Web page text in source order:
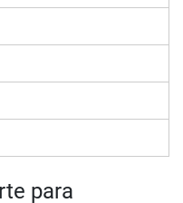
para